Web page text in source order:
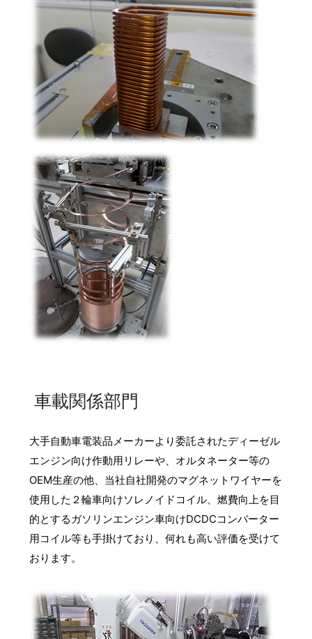
車載関係部門
大手自動車電装品メーカーより委託されたディーゼル
エンジン向け作動用リレーや、オルタネーター等の
OEM生産の他、当社自社開発のマグネットワイヤーを
使用した２輪車向けソレノイドコイル、燃費向上を目
的とするガソリンエンジン車向けDCDCコンバーター
用コイル等も手掛けており、何れも高い評価を受けて
おります。